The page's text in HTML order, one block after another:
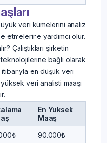
veri kümelerini analiz
etmelerine yardımcı olur.
Çalıştıkları şirketin
bağlı olarak
itibarıyla en düşük veri
veri analisti maaşı
En Yüksek
Maaş
90.000₺